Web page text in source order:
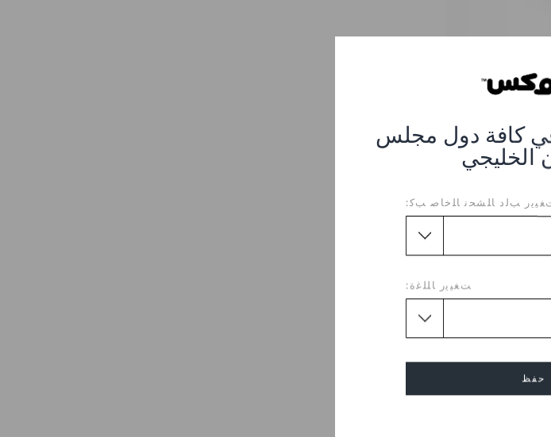
في كافة دول مجلس
الخليجي
ﺐﻟﺩ ﺎﻠﺸﺤﻧ ﺎﻠﺧﺎﺻ ﺐﻛ:
ﺖﻐﻴﻳﺭ ﺎﻠﻠﻏﺓ:
حفظ